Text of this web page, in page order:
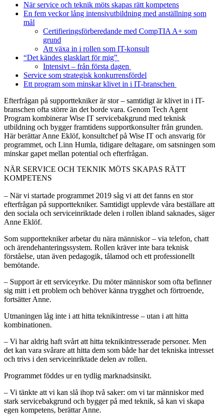
När service och teknik möts skapas rätt kompetens
En fem veckor lång intensivutbildning med anställning som
mål
Certifieringsförberedande med CompTIA A+ som
grund
Att växa in i rollen som IT-konsult
“Det kändes glasklart för mig”
Intensivt – från första dagen
Service som strategisk konkurrensfördel
Ett program som minskar klivet in i IT-branschen
Efterfrågan på supporttekniker är stor – samtidigt är klivet in i IT-
branschen ofta större än det borde vara. Genom Tech Agent
Program kombinerar Wise IT servicebakgrund med teknisk
utbildning och bygger framtidens supportkonsulter från grunden.
Här berättar Anne Eklöf, konsultchef på Wise IT och ansvarig för
programmet, och Linn Humla, tidigare deltagare, om satsningen som
minskar gapet mellan potential och efterfrågan.
NÄR SERVICE OCH TEKNIK MÖTS SKAPAS RÄTT
KOMPETENS
– När vi startade programmet 2019 såg vi att det fanns en stor
efterfrågan på supporttekniker. Samtidigt upplevde våra beställare att
den sociala och serviceinriktade delen i rollen ibland saknades, säger
Anne Eklöf.
Som supporttekniker arbetar du nära människor – via telefon, chatt
och ärendehanteringssystem. Rollen kräver inte bara teknisk
förståelse, utan även pedagogik, tålamod och ett professionellt
bemötande.
– Support är ett serviceyrke. Du möter människor som ofta befinner
sig mitt i ett problem och behöver känna trygghet och förtroende,
fortsätter Anne.
Utmaningen låg inte i att hitta teknikintresse – utan i att hitta
kombinationen.
– Vi har aldrig haft svårt att hitta teknikintresserade personer. Men
det kan vara svårare att hitta dem som både har det tekniska intresset
och trivs i den serviceinriktade delen av rollen.
Programmet föddes ur en tydlig marknadsinsikt.
– Vi tänkte att vi kan slå ihop två saker: om vi tar människor med
stark servicebakgrund och bygger på med teknik, så kan vi skapa
egen kompetens, berättar Anne.